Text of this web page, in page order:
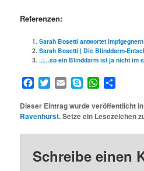
Referenzen:
Sarah Bosetti antwortet
Sarah Bosetti | Die Blinddarm-
„:…so ein Blinddarm ist ja nicht im
Facebook
TwitterEmailSkypeWhatsApp
Dieser Eintrag wurde veröffentlicht
Ravenhurst. Setze ein Lesezeichen
Schreibe einen